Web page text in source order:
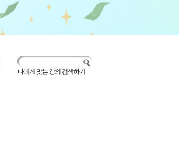
나에게 맞는 강의 검색하기